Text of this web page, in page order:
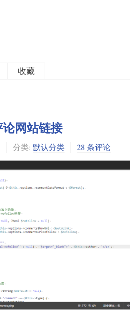
收藏
网站链接
分类: 默认分类 28 条评论